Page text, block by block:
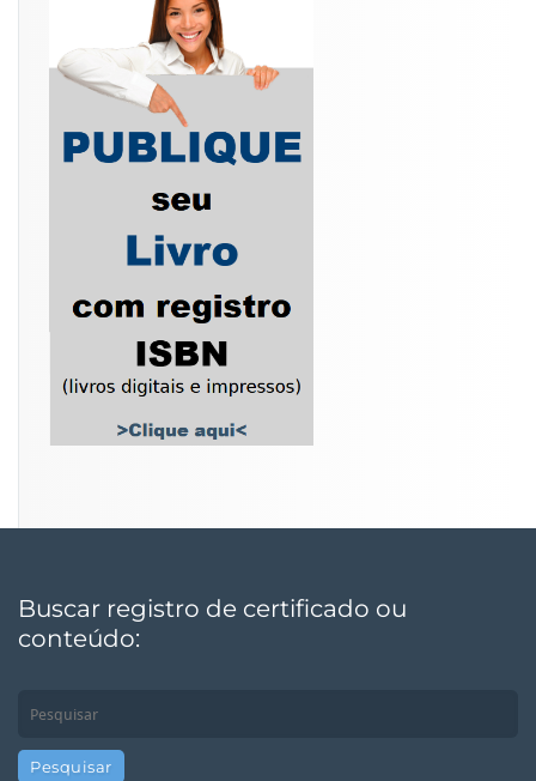
Buscar registro de certificado ou
conteúdo: